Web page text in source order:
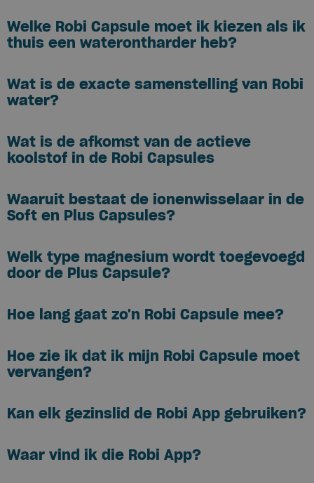
Welke Robi Capsule moet ik kiezen als ik
thuis een waterontharder heb?
Wat is de exacte samenstelling van Robi
water?
Wat is de afkomst van de actieve
koolstof in de Robi Capsules
Waaruit bestaat de ionenwisselaar in de
Soft en Plus Capsules?
Welk type magnesium wordt toegevoegd
door de Plus Capsule?
Hoe lang gaat zo'n Robi Capsule mee?
Hoe zie ik dat ik mijn Robi Capsule moet
vervangen?
Kan elk gezinslid de Robi App gebruiken?
Waar vind ik die Robi App?